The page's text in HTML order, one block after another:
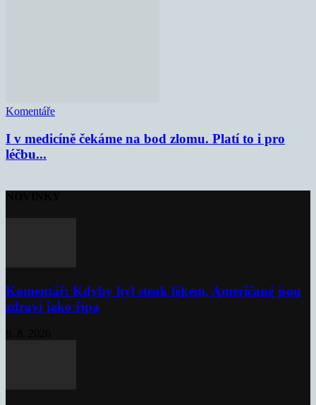
Komentáře
I v medicíně čekáme na bod zlomu. Platí to i pro
léčbu...
Komentář: Kdyby byl steak lékem, Američané jsou
zdraví jako řípa